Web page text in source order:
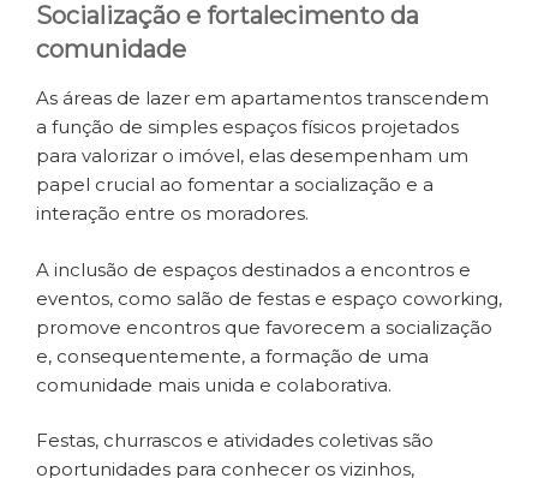
Socialização e fortalecimento da
comunidade
As áreas de lazer em apartamentos transcendem
a função de simples espaços físicos projetados
para valorizar o imóvel, elas desempenham um
papel crucial ao fomentar a socialização e a
interação entre os moradores.
A inclusão de espaços destinados a encontros e
eventos, como salão de festas e espaço coworking,
promove encontros que favorecem a socialização
e, consequentemente, a formação de uma
comunidade mais unida e colaborativa.
Festas, churrascos e atividades coletivas são
oportunidades para conhecer os vizinhos,